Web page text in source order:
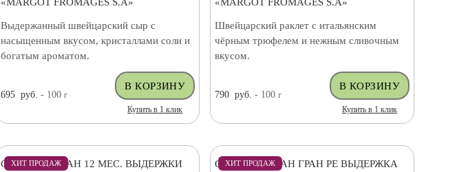
Выдержанный швейцарский сыр с
насыщенным вкусом, кристаллами соли и
богатым ароматом.
695 руб. - 100 г
Купить в 1 клик
Швейцарский раклет с итальянским
чёрным трюфелем и нежным сливочным
вкусом.
790 руб. - 100г
Купить в 1 клик
ХИТ ПРОДАЖ
СЫР ПАРМЕЗАН 12 МЕС. ВЫДЕРЖКИ
ХИТ ПРОДАЖ
СЫР ПАРМЕЗАН ГРАН РЕ ВЫДЕРЖКА